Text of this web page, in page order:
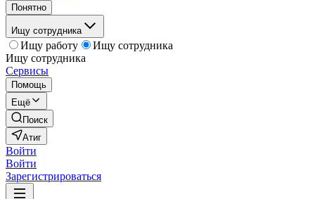
Понятно
Ищу сотрудника
Ищу работу
Ищу сотрудника
Ищу сотрудника
Сервисы
Помощь
Ещё
Поиск
Атиг
Войти
Войти
Зарегистрироваться